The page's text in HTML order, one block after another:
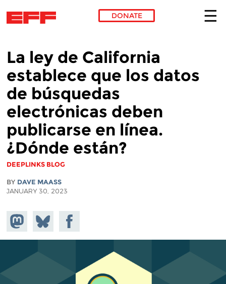
DONATE
La ley de California
establece que los datos
de búsquedas
electrónicas deben
publicarse en línea.
¿Dónde están?
DEEPLINKS BLOG
BY DAVE MAASS
JANUARY 30, 2023
Share on
Mastodon
Share
on
Bluesky
Share on
Facebook